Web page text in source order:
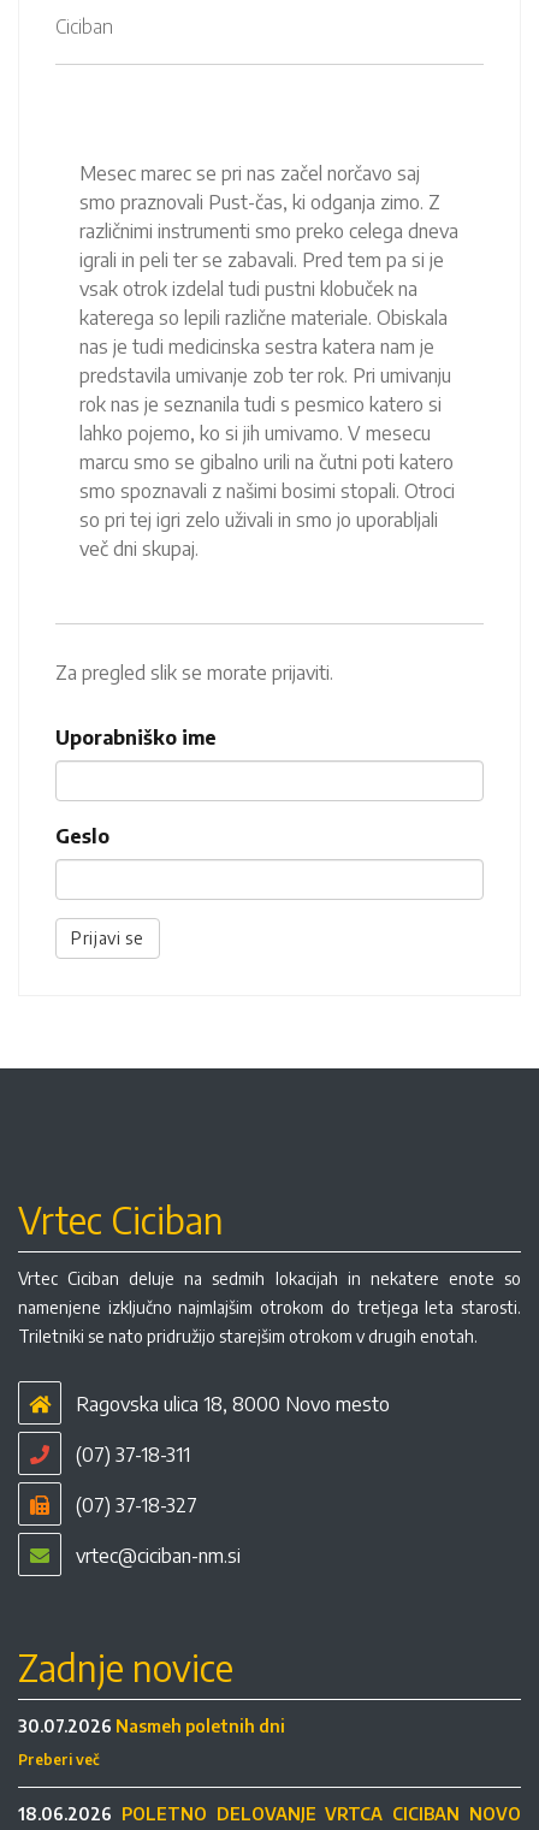
Ciciban
Mesec marec se pri nas začel norčavo saj
smo praznovali Pust-čas, ki odganja zimo. Z
različnimi instrumenti smo preko celega dneva
igrali in peli ter se zabavali. Pred tem pa si je
vsak otrok izdelal tudi pustni klobuček na
katerega so lepili različne materiale. Obiskala
nas je tudi medicinska sestra katera nam je
predstavila umivanje zob ter rok. Pri umivanju
rok nas je seznanila tudi s pesmico katero si
lahko pojemo, ko si jih umivamo. V mesecu
marcu smo se gibalno urili na čutni poti katero
smo spoznavali z našimi bosimi stopali. Otroci
so pri tej igri zelo uživali in smo jo uporabljali
več dni skupaj.
Za pregled slik se morate prijaviti.
Uporabniško ime
Geslo
Prijavi se
Vrtec Ciciban
Vrtec Ciciban deluje na sedmih lokacijah in nekatere enote so
namenjene izključno najmlajšim otrokom do tretjega leta starosti.
Triletniki se nato pridružijo starejšim otrokom v drugih enotah.
Ragovska ulica 18, 8000 Novo mesto
(07) 37-18-311
(07) 37-18-327
vrtec@ciciban-nm.si
Zadnje novice
30.07.2026 Nasmeh poletnih dni
Preberi več
18.06.2026 POLETNO DELOVANJE VRTCA CICIBAN NOVO